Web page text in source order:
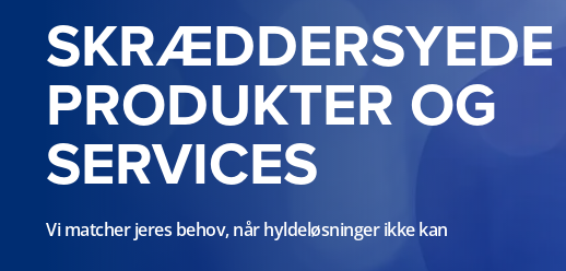
SKRÆDDERSYEDE
PRODUKTER OG
SERVICES
Vi matcher jeres behov, når hyldeløsninger ikke kan